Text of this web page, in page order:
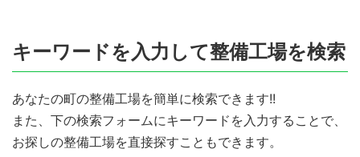
キーワードを入力して整備工場を検索
あなたの町の整備工場を簡単に検索できます!!
また、下の検索フォームにキーワードを入力することで、
お探しの整備工場を直接探すこともできます。